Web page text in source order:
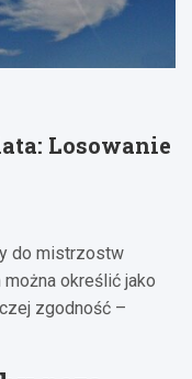
Losowanie
do mistrzostw
określić jako
zgodność –